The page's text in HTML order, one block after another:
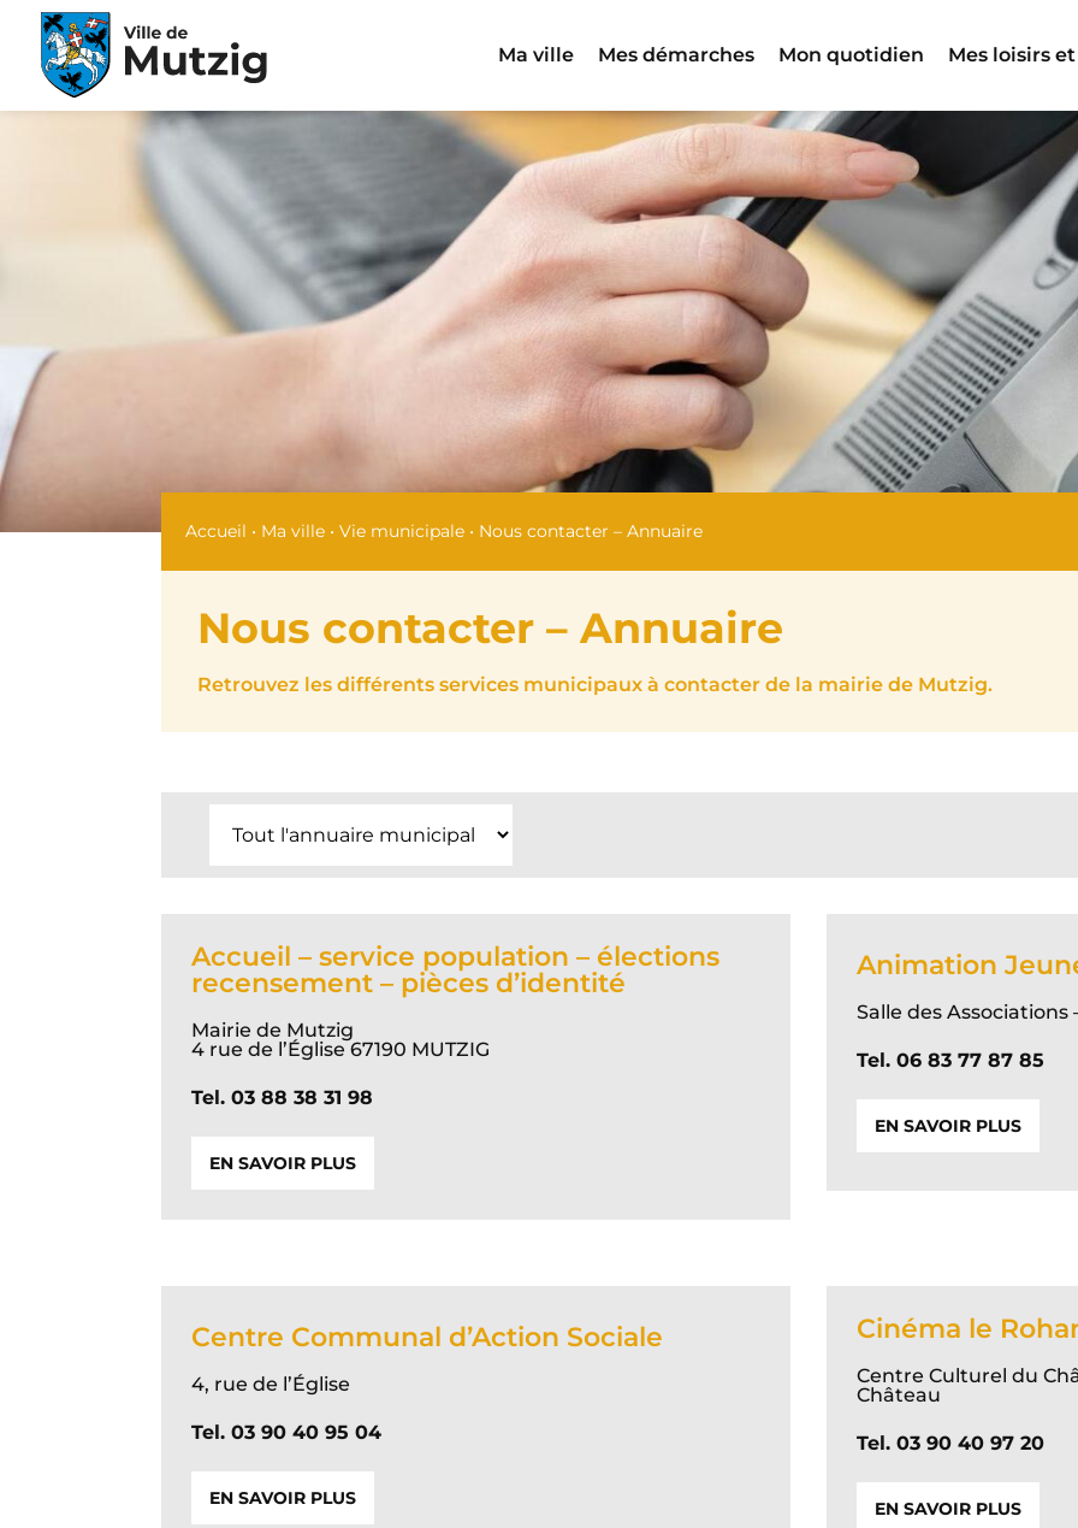
Ma ville Mes démarches Mon quotidien Mes loisirs
Accueil • Ma ville •Vie municipale • Nous contacter – Annuaire
Nous contacter – Annuaire
Retrouvez les différents services municipaux à contacter de la mairie de Mutzig.
Accueil – service population – élections
recensement – pièces d’identité
Mairie de Mutzig
4 rue de l’Église 67190 MUTZIG
Tel. 03 88 38 31 98
EN SAVOIR PLUS
Animation
Salle des
Tel. 06 83 77 87 85
EN SAVOIR PLUS
Centre Communal d’Action Sociale
4, rue de l’Église
Tel. 03 90 40 95 04
EN SAVOIR PLUS
Cinéma le
Centre Culturel du
Château
Tel. 03 90 40 97 20
EN SAVOIR PLUS
Panneau de gestion des cookies